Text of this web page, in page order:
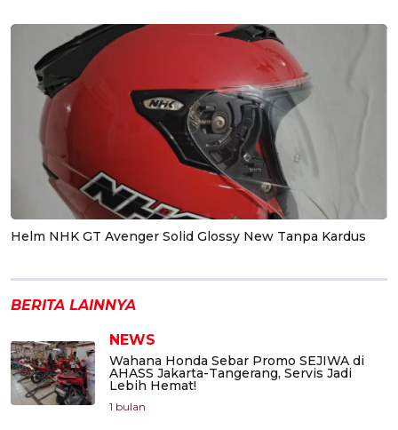
Helm NHK GT Avenger Solid Glossy New Tanpa Kardus
BERITA LAINNYA
NEWS
Wahana Honda Sebar Promo SEJIWA di
AHASS Jakarta-Tangerang, Servis Jadi
Lebih Hemat!
1 bulan